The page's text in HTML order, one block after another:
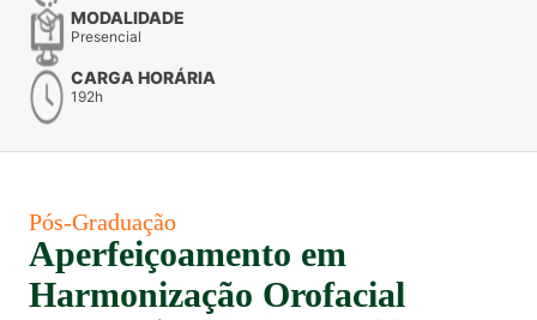
MODALIDADE
Presencial
CARGA HORÁRIA
192h
Pós-Graduação
Aperfeiçoamento em
Harmonização Orofacial